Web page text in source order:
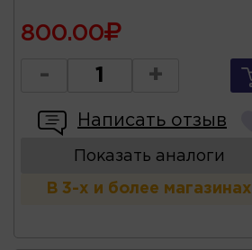
800.00
- +
Написать отзыв
Показать аналоги
В 3-х и более магазинах